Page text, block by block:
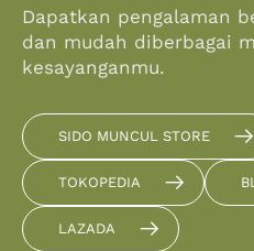
Dapatkan pengalaman
dan mudah diberbagai
kesayanganmu.
SIDO MUNCUL STORE
TOKOPEDIA
LAZADA